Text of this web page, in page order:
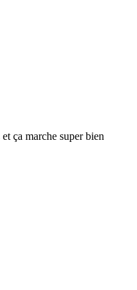
ça marche super bien